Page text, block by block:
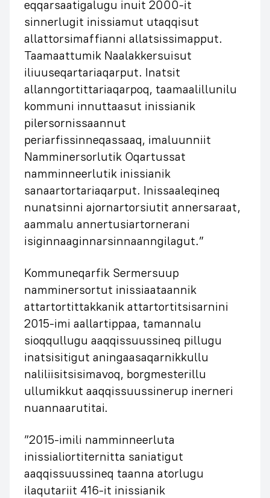
eqqarsaatigalugu inuit 2000-it
sinnerlugit inissiamut utaqqisut
allattorsimaffianni allatsissimapput.
Taamaattumik Naalakkersuisut
iliuuseqartariaqarput. Inatsit
allanngortittariaqarpoq, taamaalillunilu
kommuni innuttaasut inissianik
pilersornissaannut
periarfissinneqassaaq, imaluunniit
Namminersorlutik Oqartussat
namminneerlutik inissianik
sanaartortariaqarput. Inissaaleqineq
nunatsinni ajornartorsiutit annersaraat,
aammalu annertusiartornerani
isiginnaaginnarsinnaanngilagut.”
Kommuneqarfik Sermersuup
namminersortut inissiaataannik
attartortittakkanik attartortitsisarnini
2015-imi aallartippaa, tamannalu
sioqqullugu aaqqissuussineq pillugu
inatsisitigut aningaasaqarnikkullu
naliliisitsisimavoq, borgmesterillu
ullumikkut aaqqissuussinerup inerneri
nuannaarutitai.
”2015-imili namminneerluta
inissialiortiternitta saniatigut
aaqqissuussineq taanna atorlugu
ilaqutariit 416-it inissianik